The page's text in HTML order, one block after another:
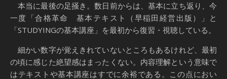
本当に最後の足掻き。数日前からは、基本に立ち返り、今
一度「合格革命 基本テキスト（早稲田経営出版）」と
「STUDYINGの基本講座」を最初から復習・視聴している。
細かい数字が覚えきれていないところもあるけれど、最初
の頃に感じた絶望感はまったくない。内容理解という意味で
はテキストや基本講座はすでに余裕である。この点におい